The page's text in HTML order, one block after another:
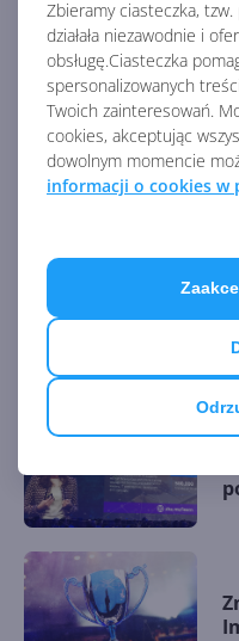
Zbieramy ciasteczka,
działała niezawodnie i
obsługę.Ciasteczka
spersonalizowanych
Twoich zainteresowań.
cookies, akceptując
dowolnym momencie
informacji o cookies w
AKTUALNOŚCI Z
KONFERENCJI